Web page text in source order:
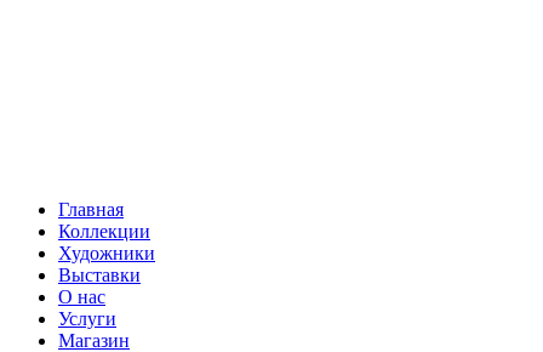
Главная
Коллекции
Художники
Выставки
О нас
Услуги
Магазин